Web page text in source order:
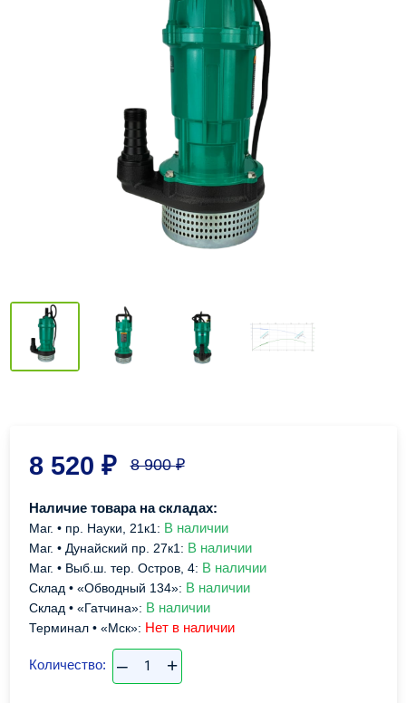
8 520 ₽ 8 900₽
Наличие товара на складах:
Маг. • пр. Науки, 21к1: В наличии
Маг. • Дунайский пр. 27к1: В наличии
Маг. • Выб.ш. тер. Остров, 4: В наличии
Склад • «Обводный 134»: В наличии
Склад • «Гатчина»: В наличии
Терминал • «Мск»: Нет в наличии
Количество: – +